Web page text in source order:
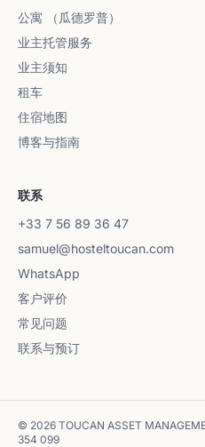
公寓 （瓜德罗普）
业主托管服务
业主须知
租车
住宿地图
博客与指南
联系
+33 7 56 89 36 47
samuel@hosteltoucan.com
WhatsApp
客户评价
常见问题
联系与预订
© 2026 TOUCAN ASSET
354 099